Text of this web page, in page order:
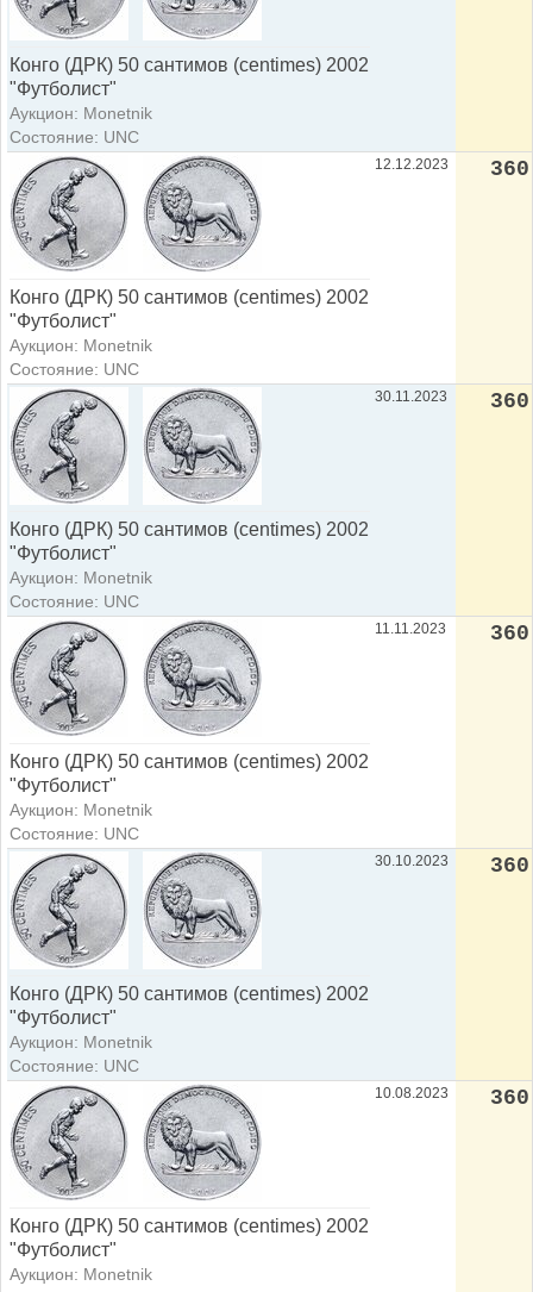
Конго (ДРК) 50 сантимов (centimes) 2002
"Футболист"
Аукцион: Monetnik
Состояние: UNC
Конго (ДРК) 50 сантимов (centimes) 2002
"Футболист"
Аукцион: Monetnik
Состояние: UNC
12.12.2023 360
Конго (ДРК) 50 сантимов (centimes) 2002
"Футболист"
Аукцион: Monetnik
Состояние: UNC
30.11.2023 360
Конго (ДРК) 50 сантимов (centimes) 2002
"Футболист"
Аукцион: Monetnik
Состояние: UNC
11.11.2023 360
Конго (ДРК) 50 сантимов (centimes) 2002
"Футболист"
Аукцион: Monetnik
Состояние: UNC
30.10.2023 360
Конго (ДРК) 50 сантимов (centimes) 2002
"Футболист"
Аукцион: Monetnik
10.08.2023 360